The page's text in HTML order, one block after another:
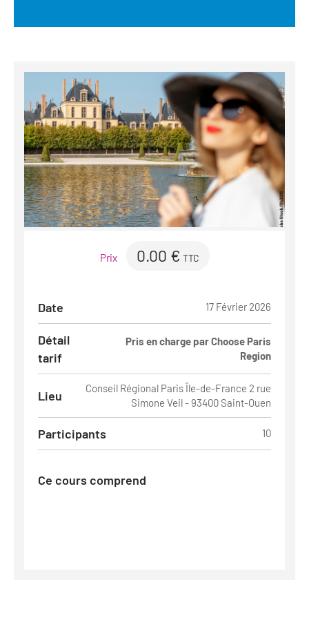
Prix 0.00 € TTC
Date 17 Février 2026
Détail
tarif
Pris en charge par Choose Paris
Region
Lieu
Conseil Régional Paris Île-de-France 2 rue
Simone Veil - 93400 Saint-Ouen
Participants 10
Ce cours comprend